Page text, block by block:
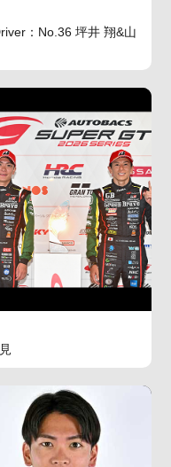
：No.36 坪井 翔&山